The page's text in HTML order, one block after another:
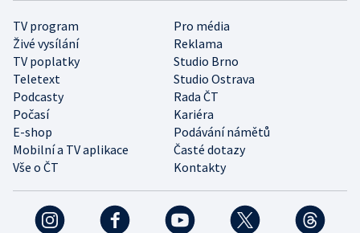
TV program
Pro média
Živé vysílání
Reklama
TV poplatky
Studio Brno
Teletext
Studio Ostrava
Podcasty
Rada ČT
Počasí
Kariéra
E-shop
Podávání námětů
Mobilní a TV aplikace
Časté dotazy
Vše o ČT
Kontakty